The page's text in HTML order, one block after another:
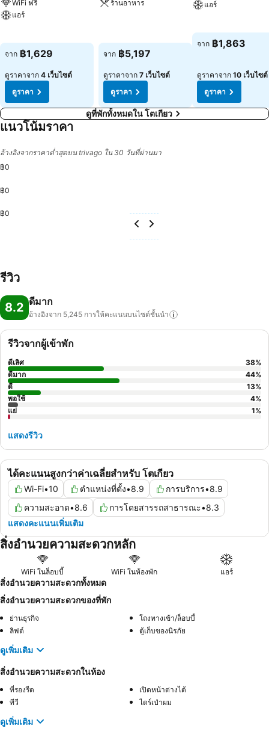
WiFi ฟรี
แอร์
จาก ฿1,629
ดูราคาจาก 4 เว็บไซต์
ดูราคา
ร้านอาหาร
จาก ฿5,197
ดูราคาจาก 7 เว็บไซต์
ดูราคา
แอร์
จาก ฿1,863
ดูราคาจาก 10 เว็บไซต์
ดูราคา
ดูที่พักทั้งหมดใน โตเกียว
แนวโน้มราคา
อ้างอิงจากราคาต่ำสุดบน trivago ใน 30 วันที่ผ่านมา
฿0
฿0
฿0
รีวิว
8.2 ดีมาก
อ้างอิงจาก 5,245 การให้คะแนนบนไซต์ชั้นนำ
ได้คะแนนสูงกว่าค่าเฉลี่ยสำหรับ โตเกียว
Wi-Fi•10 ตำแหน่งที่ตั้ง•8.9 การบริการ•8.9
ความสะอาด•8.6 การโดยสารรถสาธารณะ•8.3
แสดงคะแนนเพิ่มเติม
รีวิวจากผู้เข้าพัก
ดีเลิศ 38%
ดีมาก
44%
ดี
13%
พอใช้
4%
แย่
1%
แสดงรีวิว
สิ่งอำนวยความสะดวกหลัก
WiFi ในล็อบบี้ WiFi ในห้องพัก แอร์
สิ่งอำนวยความสะดวกทั้งหมด
สิ่งอำนวยความสะดวกของที่พัก
ย่านธุรกิจ
โถงทางเข้า/ล็อบบี้
ลิฟต์
ตู้เก็บของนิรภัย
ดูเพิ่มเติม
สิ่งอำนวยความสะดวกในห้อง
ที่รองรีด
เปิดหน้าต่างได้
ทีวี
ไดร์เป่าผม
ดูเพิ่มเติม